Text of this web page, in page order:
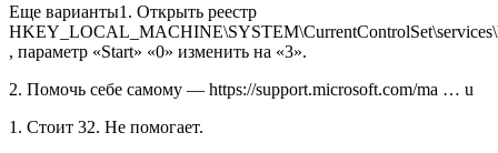
Еще варианты1. Открыть реестр
, параметр «Start» «0» изменить на «3».
2. Помочь себе самому — https://support.microsoft.com/ma … u
1. Стоит 32. Не помогает.